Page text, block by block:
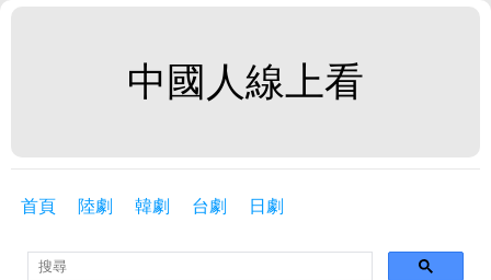
中國人線上看
首頁 陸劇 韓劇 台劇 日劇